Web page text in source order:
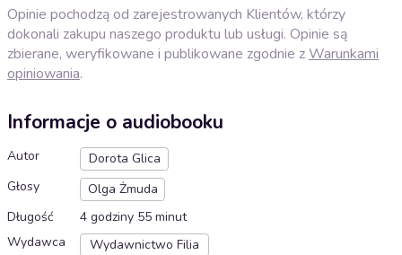
Opinie pochodzą od zarejestrowanych Klientów, którzy
dokonali zakupu naszego produktu lub usługi. Opinie są
zbierane, weryfikowane i publikowane zgodnie zWarunkami
opiniowania.
Informacje o audiobooku
Autor
Dorota Glica
Głosy
Olga Żmuda
Długość
4 godziny 55 minut
Wydawca
Wydawnictwo Filia